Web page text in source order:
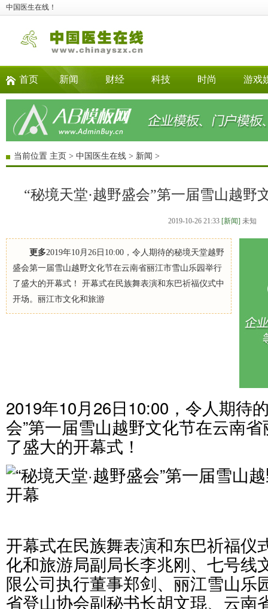
中国医生在线！
首页 新闻 财经 科技 时尚 游戏
当前位置 主页 > 中国医生在线 > 新闻 >
“秘境天堂·越野盛会”第一届雪山越野
2019-10-26 21:33 [新闻] 未知
更多2019年10月26日10:00，令人期待的秘境天堂越野
盛会第一届雪山越野文化节在云南省丽江市雪山乐园举行
了盛大的开幕式！ 开幕式在民族舞表演和东巴祈福仪式中
开场。丽江市文化和旅游
2019年10月26日10:00，令人期待
会”第一届雪山越野文化节在云南
了盛大的开幕式！
开幕式在民族舞表演和东巴祈福仪
化和旅游局副局长李兆刚、七号线
限公司执行董事郑剑、丽江雪山乐
省登山协会副秘书长胡文琨、云南